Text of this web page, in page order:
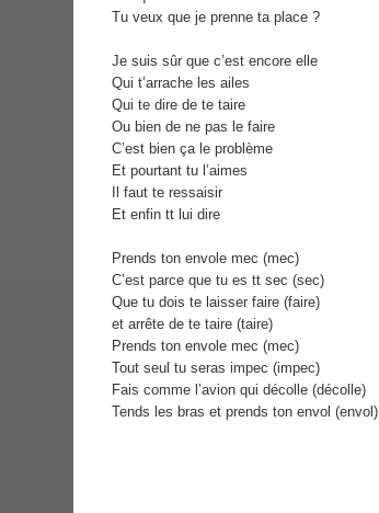
Tu veux que je prenne ta place ?
Je suis sûr que c’est encore elle
Qui t’arrache les ailes
Qui te dire de te taire
Ou bien de ne pas le faire
C’est bien ça le problème
Et pourtant tu l’aimes
Il faut te ressaisir
Et enfin tt lui dire
Prends ton envole mec (mec)
C’est parce que tu es tt sec (sec)
Que tu dois te laisser faire (faire)
et arrête de te taire (taire)
Prends ton envole mec (mec)
Tout seul tu seras impec (impec)
Fais comme l’avion qui décolle (décolle)
Tends les bras et prends ton envol (envol)